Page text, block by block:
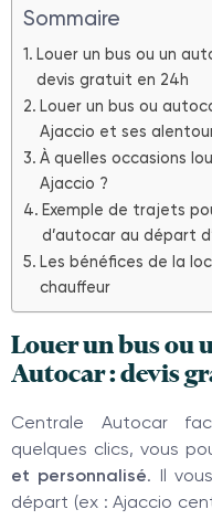
Sommaire
Louer un bus ou un
devis gratuit en 24h
Louer un bus ou
Ajaccio et ses
À quelles occasions
Ajaccio ?
Exemple de trajets
d’autocar au départ
Les bénéfices de la
chauffeur
Louer un bus ou
Autocar : devis
Centrale Autocar
quelques clics, vous
et personnalisé. Il
départ (ex : Ajaccio